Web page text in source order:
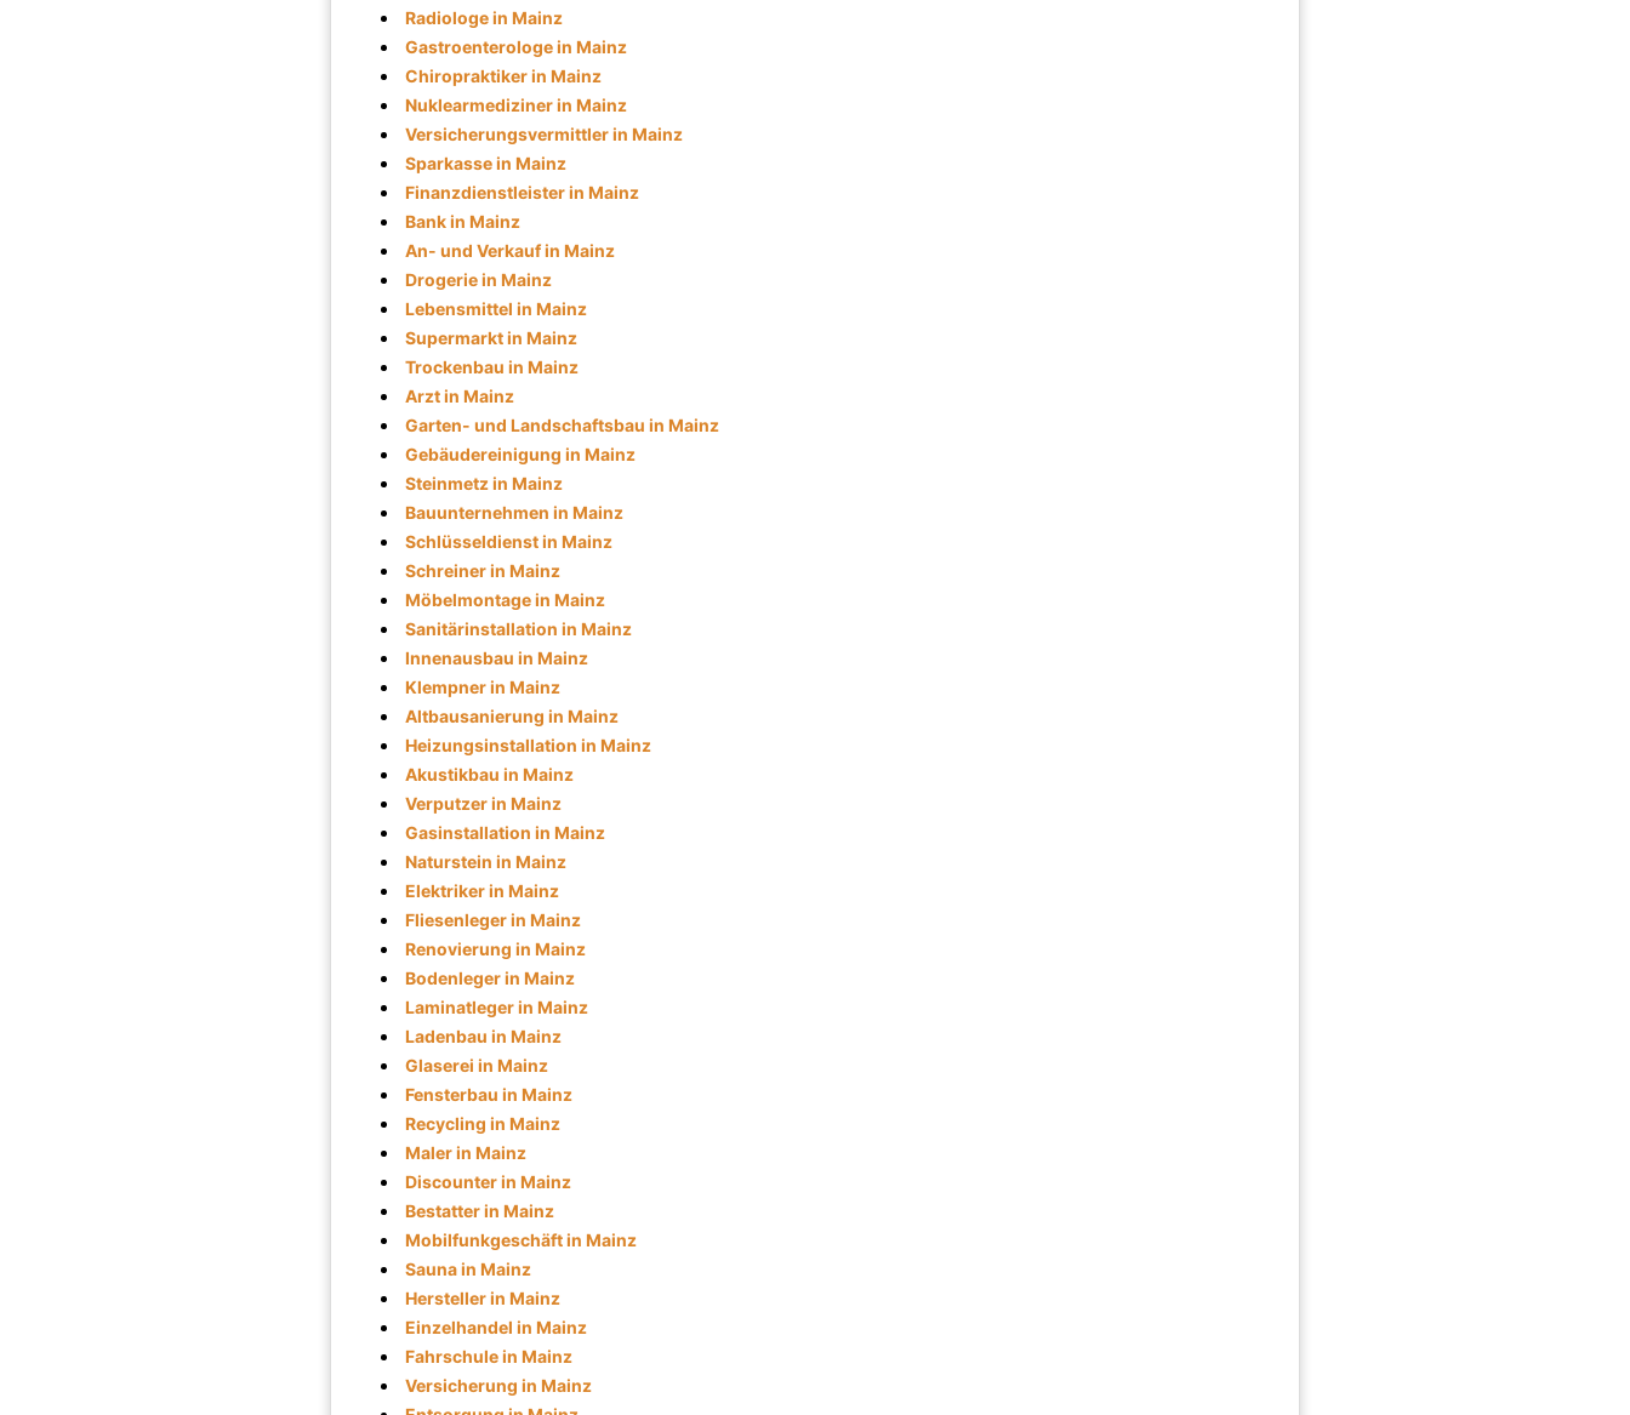
Radiologe in Mainz
Gastroenterologe in Mainz
Chiropraktiker in Mainz
Nuklearmediziner in Mainz
Versicherungsvermittler in Mainz
Sparkasse in Mainz
Finanzdienstleister in Mainz
Bank in Mainz
An- und Verkauf in Mainz
Drogerie in Mainz
Lebensmittel in Mainz
Supermarkt in Mainz
Trockenbau in Mainz
Arzt in Mainz
Garten- und Landschaftsbau in Mainz
Gebäudereinigung in Mainz
Steinmetz in Mainz
Bauunternehmen in Mainz
Schlüsseldienst in Mainz
Schreiner in Mainz
Möbelmontage in Mainz
Sanitärinstallation in Mainz
Innenausbau in Mainz
Klempner in Mainz
Altbausanierung in Mainz
Heizungsinstallation in Mainz
Akustikbau in Mainz
Verputzer in Mainz
Gasinstallation in Mainz
Naturstein in Mainz
Elektriker in Mainz
Fliesenleger in Mainz
Renovierung in Mainz
Bodenleger in Mainz
Laminatleger in Mainz
Ladenbau in Mainz
Glaserei in Mainz
Fensterbau in Mainz
Recycling in Mainz
Maler in Mainz
Discounter in Mainz
Bestatter in Mainz
Mobilfunkgeschäft in Mainz
Sauna in Mainz
Hersteller in Mainz
Einzelhandel in Mainz
Fahrschule in Mainz
Versicherung in Mainz